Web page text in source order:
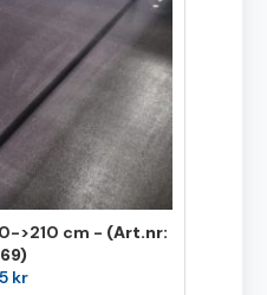
>210 cm - (Art.nr:
kr